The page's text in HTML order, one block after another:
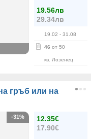
19.56лв
29.34лв
19.02 - 31.08
46 от 50
кв. Лозенец
гръб или на
12.35€
17.90€
-31%